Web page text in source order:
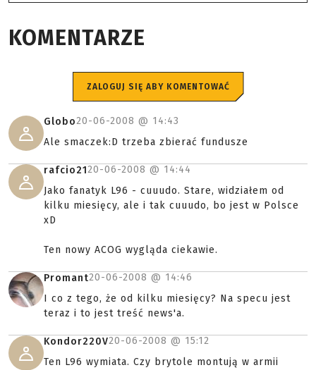
KOMENTARZE
ZALOGUJ SIĘ ABY KOMENTOWAĆ
Globo20-06-2008 @ 14:43
Ale smaczek:D trzeba zbierać fundusze
rafcio2120-06-2008 @ 14:44
Jako fanatyk L96 - cuuudo. Stare, widziałem od
kilku miesięcy, ale i tak cuuudo, bo jest w Polsce
xD
Ten nowy ACOG wygląda ciekawie.
Promant20-06-2008 @ 14:46
I co z tego, że od kilku miesięcy? Na specu jest
teraz i to jest treść news'a.
Kondor220V20-06-2008 @ 15:12
Ten L96 wymiata. Czy brytole montują w armii